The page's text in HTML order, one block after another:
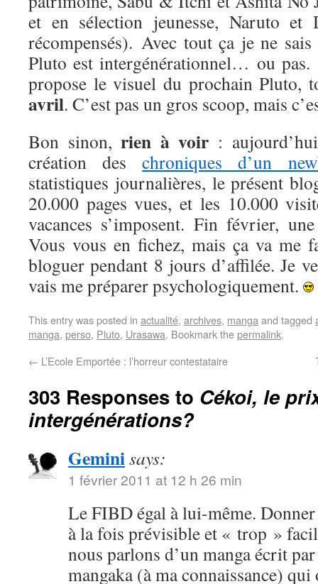
et en sélection jeunesse, Naruto et
récompensés). Avec tout ça je ne
Pluto est intergénérationnel… ou
propose le visuel du prochain Pluto,
avril. C’est pas un gros scoop, mais
Bon sinon,rien à voir :
création deschroniques d’un
statistiques journalières, le présent
20.000 pages vues, et les 10.000
vacances s’imposent. Fin février,
Vous vous en fichez, mais ça va me
bloguer pendant 8 jours d’affilée. Je
vais me préparer psychologiquement.
This entry was posted in actualité, archives, manga and tagged
manga, perso, Pluto, Urasawa. Bookmark thepermalink.
← L’Ecole Emportée : l’horreur contestataire
303 Responses to Cékoi, le
intergénérations?
Geminisays:
1 février 2011 at 12 h 26 min
Le FIBD égal à lui-même.
à la fois prévisible et « trop »
nous parlons d’un manga écrit
mangaka (à ma connaissance)